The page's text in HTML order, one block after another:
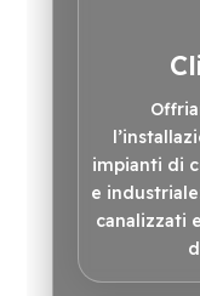
impianti di
e
canalizzati